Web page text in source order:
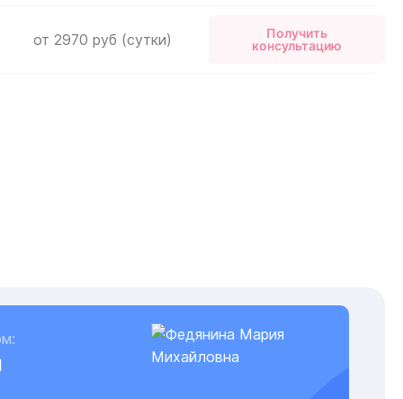
от 2970 руб (сутки)
Получить
консультацию